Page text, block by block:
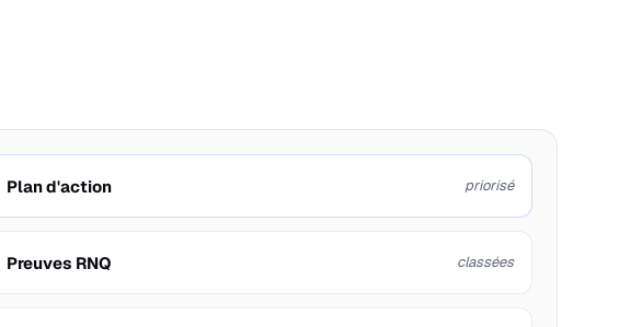
Plan d'action priorisé
Preuves RNQ classées